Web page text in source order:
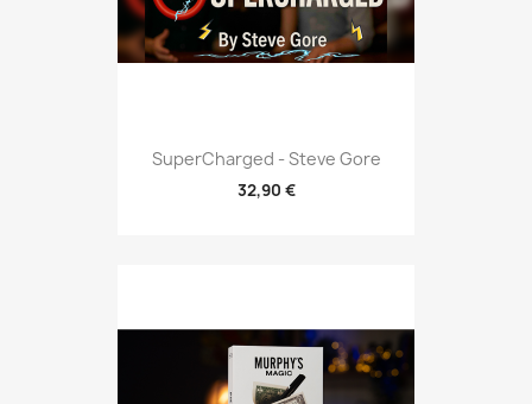
SuperCharged - Steve Gore
32,90 €